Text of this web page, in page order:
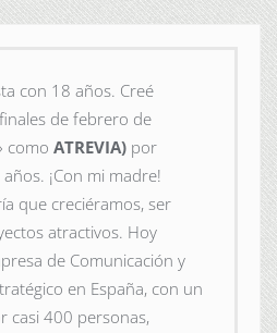
con 18 años. Creé
de febrero de
como ATREVIA) por
¡Con mi madre!
que creciéramos, ser
atractivos. Hoy
de Comunicación y
en España, con un
casi 400 personas,